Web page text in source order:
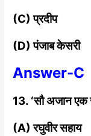
(C) प्रदीप
(D) पंजाब केसरी
Answer-C
13. ‘सौ अजान
(A) रघुवीर सहाय